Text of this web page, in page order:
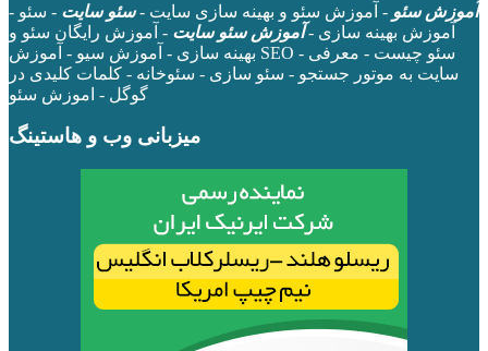
آموزش سئو - آموزش سئو و بهینه سازی سایت -سئو سایت - سئو -
آموزش بهینه سازی -آموزش سئو سایت - آموزش رایگان سئو و
بهینه سازی - آموزش سیو - آموزش SEO - سئو چیست - معرفی
سایت به موتور جستجو - سئو سازی - سئوخانه - کلمات کلیدی در
گوگل - اموزش سئو
میزبانی وب و هاستینگ